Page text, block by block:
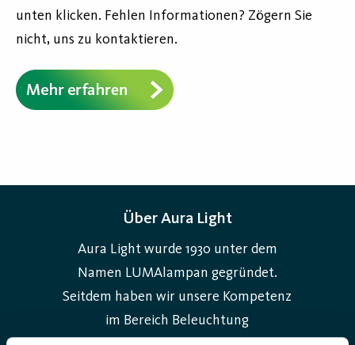
unten klicken. Fehlen Informationen? Zögern Sie
nicht, uns zu kontaktieren.
Über Aura Light
Aura Light wurde 1930 unter dem
Namen LUMAlampan gegründet.
Seitdem haben wir unsere Kompetenz
im Bereich Beleuchtung